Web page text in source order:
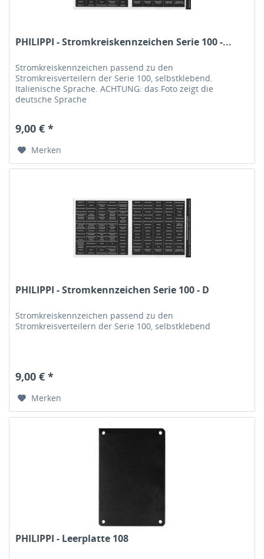
PHILIPPI - Stromkreiskennzeichen Serie 100 -...
Stromkreiskennzeichen passend zu den
Stromkreisverteilern der Serie 100, selbstklebend.
Italienische Sprache. ACHTUNG: das Foto zeigt die
deutsche Sprache
9,00 € *
Merken
PHILIPPI - Stromkennzeichen Serie 100 - D
Stromkreiskennzeichen passend zu den
Stromkreisverteilern der Serie 100, selbstklebend
9,00 € *
Merken
PHILIPPI - Leerplatte 108